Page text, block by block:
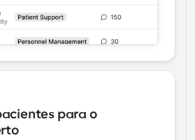
para o